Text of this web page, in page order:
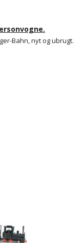
Bahn, nyt og ubrugt.